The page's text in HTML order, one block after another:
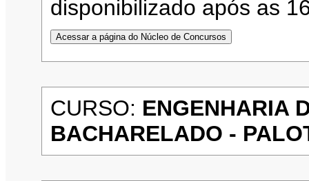
disponibilizado após as
CURSO: ENGENHARIA
BACHARELADO -